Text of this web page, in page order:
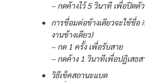
– กดค้างไว้ 5 วินาที เพื่อปิดตั
การชื่อมต่อข้างเดียวจะใช้ชื่อ
งานข้างเดียว)
– กด 1 ครั้ง เพื่อรับสาย
– กดค้าง 1 วินาทีเพื่อปฎิเสธส
วิธีเช็คสถานะแบต